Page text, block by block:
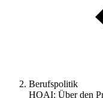
Berufspolitik
HOAI: Über den